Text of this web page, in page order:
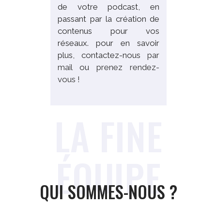
de votre podcast, en
passant par la création de
contenus pour vos
réseaux. pour en savoir
plus, contactez-nous par
mailou prenez rendez-
vous !
ÉQUIPE
QUI SOMMES-NOUS ?